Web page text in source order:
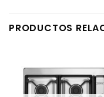
PRODUCTOS